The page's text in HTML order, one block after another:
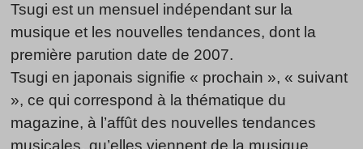
Tsugi est un mensuel indépendant sur la
musique et les nouvelles tendances, dont la
première parution date de 2007.
Tsugi en japonais signifie « prochain », « suivant
», ce qui correspond à la thématique du
magazine, à l’affût des nouvelles tendances
musicales, qu’elles viennent de la musique